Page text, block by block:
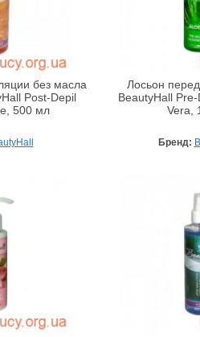
без масла
Post-Depil
500 мл
Лосьон
BeautyHall
Vera,
Бренд: